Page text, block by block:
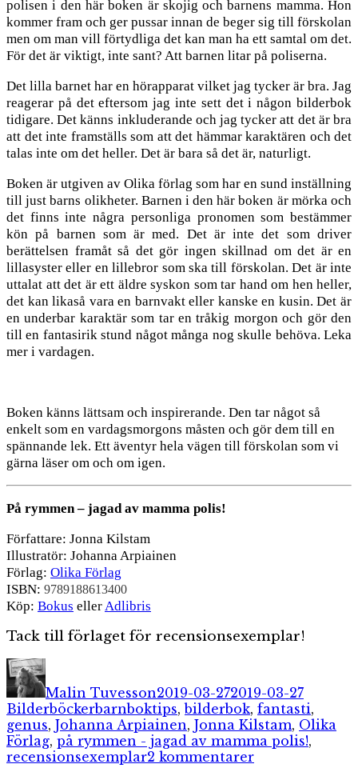
polisen i den här boken är skojig och barnens mamma. Hon
kommer fram och ger pussar innan de beger sig till förskolan
men om man vill förtydliga det kan man ha ett samtal om det.
För det är viktigt, inte sant? Att barnen litar på poliserna.
Det lilla barnet har en hörapparat vilket jag tycker är bra. Jag
reagerar på det eftersom jag inte sett det i någon bilderbok
tidigare. Det känns inkluderande och jag tycker att det är bra
att det inte framställs som att det hämmar karaktären och det
talas inte om det heller. Det är bara så det är, naturligt.
Boken är utgiven av Olika förlag som har en sund inställning
till just barns olikheter. Barnen i den här boken är mörka och
det finns inte några personliga pronomen som bestämmer
kön på barnen som är med. Det är inte det som driver
berättelsen framåt så det gör ingen skillnad om det är en
lillasyster eller en lillebror som ska till förskolan. Det är inte
uttalat att det är ett äldre syskon som tar hand om hen heller,
det kan likaså vara en barnvakt eller kanske en kusin. Det är
en underbar karaktär som tar en tråkig morgon och gör den
till en fantasirik stund något många nog skulle behöva. Leka
mer i vardagen.
Boken känns lättsam och inspirerande. Den tar något så
enkelt som en vardagsmorgons måsten och gör dem till en
spännande lek. Ett äventyr hela vägen till förskolan som vi
gärna läser om och om igen.
På rymmen – jagad av mamma polis!
Författare: Jonna Kilstam
Illustratör: Johanna Arpiainen
Förlag: Olika Förlag
ISBN: 9789188613400
Köp: Bokus ellerAdlibris
Tack till förlaget för recensionsexemplar!
Författare
Malin Tuvesson2019-03-272019-03-27
BilderböckerEtiketter
barnboktips,bilderbok, fantasti,
genus, Johanna Arpiainen, Jonna Kilstam, Olika
Förlag, på rymmen - jagad av mamma polis!,
recensionsexemplar2 kommentarertill